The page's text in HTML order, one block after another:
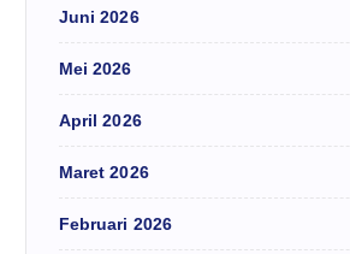
Juni 2026
Mei 2026
April 2026
Maret 2026
Februari 2026